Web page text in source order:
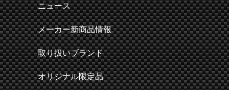
ニュース
メーカー新商品情報
取り扱いブランド
オリジナル限定品